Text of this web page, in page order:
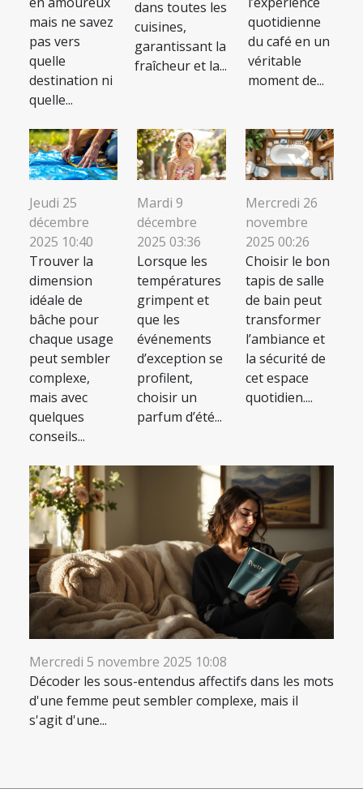
mais ne savez
pas vers
quelle
destination ni
quelle...
dans toutes les
cuisines,
garantissant la
fraîcheur et la...
quotidienne
du café en un
véritable
moment de...
Jeudi 25
décembre
2025 10:40
Trouver la
dimension
idéale de
bâche pour
chaque usage
peut sembler
complexe,
mais avec
quelques
conseils...
Mardi 9
décembre
2025 03:36
Lorsque les
températures
grimpent et
que les
événements
d’exception se
profilent,
choisir un
parfum d’été...
Mercredi 26
novembre
2025 00:26
Choisir le bon
tapis de salle
de bain peut
transformer
l’ambiance et
la sécurité de
cet espace
quotidien....
Mercredi 5 novembre 2025 10:08
Décoder les sous-entendus affectifs dans les mots
d'une femme peut sembler complexe, mais il
s'agit d'une...